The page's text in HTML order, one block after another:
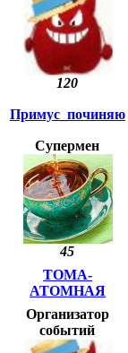
120
Примус_починяю
Супермен
45
ТОМА-
АТОМНАЯ
Организатор
событий